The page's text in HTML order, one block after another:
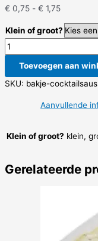
€ 0,75 - € 1,75Prijsklasse:
tot
Klein of groot?
Bakje
cocktailsaus
aantalToevoegen aan
SKU: bakje-cocktailsaus
Aanvullende
Klein of groot? klein,
Gerelateerde